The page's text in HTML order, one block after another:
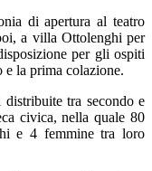
di apertura al teatro
a villa Ottolenghi per
per gli ospiti
e la prima colazione.
tra secondo e
civica, nella quale 80
e 4 femmine tra loro